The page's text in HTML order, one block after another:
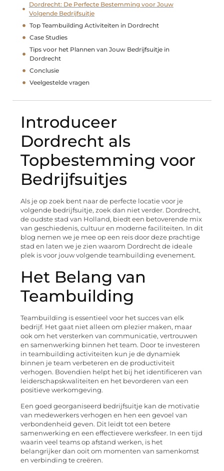
Dordrecht: De Perfecte Bestemming voor Jouw
Volgende Bedrijfsuitje
Top Teambuilding Activiteiten in Dordrecht
Case Studies
Tips voor het Plannen van Jouw Bedrijfsuitje in
Dordrecht
Conclusie
Veelgestelde vragen
Introduceer
Dordrecht als
Topbestemming voor
Bedrijfsuitjes
Als je op zoek bent naar de perfecte locatie voor je
volgende bedrijfsuitje, zoek dan niet verder. Dordrecht,
de oudste stad van Holland, biedt een betoverende mix
van geschiedenis, cultuur en moderne faciliteiten. In dit
blog nemen we je mee op een reis door deze prachtige
stad en laten we je zien waarom Dordrecht de ideale
plek is voor jouw volgende teambuilding evenement.
Het Belang van
Teambuilding
Teambuilding is essentieel voor het succes van elk
bedrijf. Het gaat niet alleen om plezier maken, maar
ook om het versterken van communicatie, vertrouwen
en samenwerking binnen het team. Door te investeren
in teambuilding activiteiten kun je de dynamiek
binnen je team verbeteren en de productiviteit
verhogen. Bovendien helpt het bij het identificeren van
leiderschapskwaliteiten en het bevorderen van een
positieve werkomgeving.
Een goed georganiseerd bedrijfsuitje kan de motivatie
van medewerkers verhogen en hen een gevoel van
verbondenheid geven. Dit leidt tot een betere
samenwerking en een effectievere werksfeer. In een tijd
waarin veel teams op afstand werken, is het
belangrijker dan ooit om momenten van samenkomst
en verbinding te creëren.